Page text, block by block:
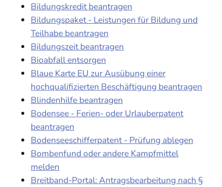
Bildungskredit beantragen
Bildungspaket - Leistungen für Bildung und
Teilhabe beantragen
Bildungszeit beantragen
Bioabfall entsorgen
Blaue Karte EU zur Ausübung einer
hochqualifizierten Beschäftigung beantragen
Blindenhilfe beantragen
Bodensee - Ferien- oder Urlauberpatent
beantragen
Bodenseeschifferpatent - Prüfung ablegen
Bombenfund oder andere Kampfmittel
melden
Breitband-Portal: Antragsbearbeitung nach §